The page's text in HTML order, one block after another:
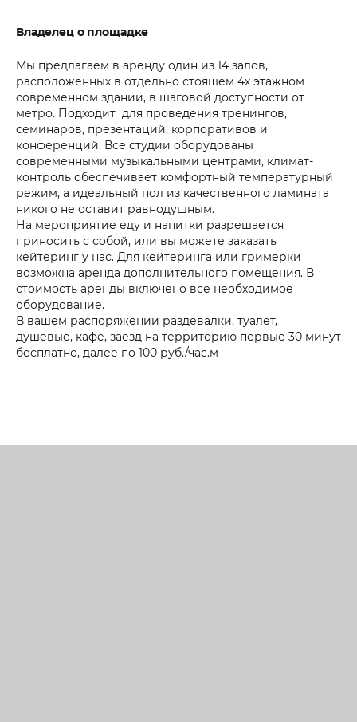
Владелец о площадке
Мы предлагаем в аренду один из 14 залов,
расположенных в отдельно стоящем 4х этажном
современном здании, в шаговой доступности от
метро. Подходит для проведения тренингов,
семинаров, презентаций, корпоративов и
конференций. Все студии оборудованы
современными музыкальными центрами, климат-
контроль обеспечивает комфортный температурный
режим, а идеальный пол из качественного ламината
никого не оставит равнодушным.
На мероприятие еду и напитки разрешается
приносить с собой, или вы можете заказать
кейтеринг у нас. Для кейтеринга или гримерки
возможна аренда дополнительного помещения. В
стоимость аренды включено все необходимое
оборудование.
В вашем распоряжении раздевалки, туалет,
душевые, кафе, заезд на территорию первые 30 минут
бесплатно, далее по 100 руб./час.м